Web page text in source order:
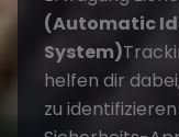
(Automatic
System)
helfen dir
zu